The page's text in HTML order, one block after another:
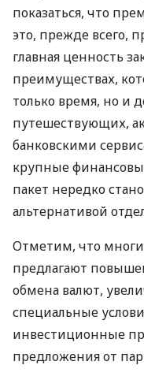
показаться, что
это, прежде всего,
главная ценность
преимуществах,
только время, но и
путешествующих,
банковскими
крупные
пакет нередко
альтернативой
Отметим, что
предлагают
обмена валют,
специальные
инвестиционные
предложения от